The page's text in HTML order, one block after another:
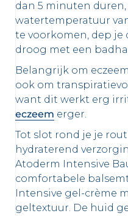
dan 5 minuten
watertemperatuur
te voorkomen, dep je
droog met een
Belangrijk om
ook om
want dit werkt erg
eczeem erger.
Tot slot rond je je
hydraterend
Atoderm Intensive
comfortabele
Intensive gel-crème
geltextuur. De huid